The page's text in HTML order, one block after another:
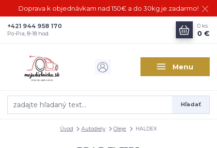
Doprava k objednávkam nad 150€ a do 30kg je zadarmo!
Menu
Hľadať
+421 944 958 170
Po-Pia, 8-18 hod.
0 ks
0 €
Úvod Autodiely Oleje HALDEX